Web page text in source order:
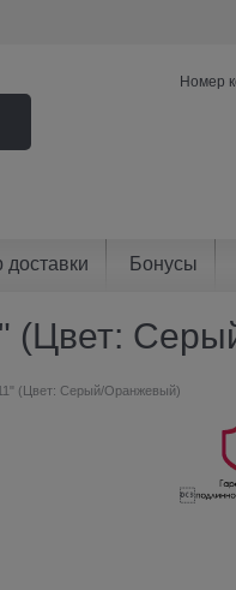
Номер
доставки Бонусы
(Цвет:
(Цвет: Серый/Оранжевый)
